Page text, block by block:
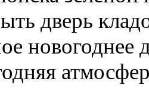
дверь
новогоднее